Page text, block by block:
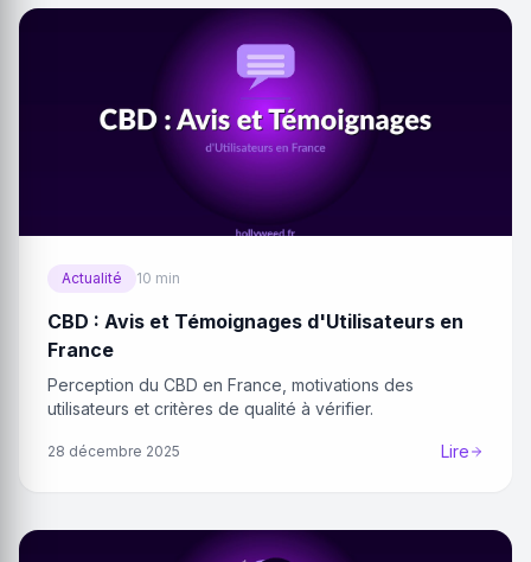
Actualité 10 min
CBD : Avis et Témoignages d'Utilisateurs en
France
Perception du CBD en France, motivations des
utilisateurs et critères de qualité à vérifier.
28 décembre 2025 Lire